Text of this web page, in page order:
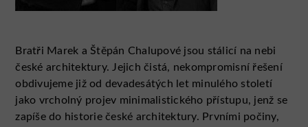
Bratři Marek a Štěpán Chalupové jsou stálicí na nebi
české architektury. Jejich čistá, nekompromisní řešení
obdivujeme již od devadesátých let minulého století
jako vrcholný projev minimalistického přístupu, jenž se
zapíše do historie české architektury. Prvními počiny,